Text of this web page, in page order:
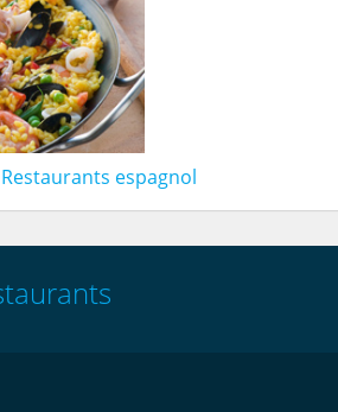
Restaurants espagnol